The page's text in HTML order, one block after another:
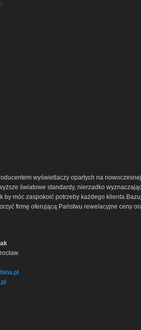
wyświetlaczy opartych na
światowe standardy, nierzadko
by móc zaspokoić potrzeby każdego
firmę oferującą Państwu rewelacyjne ceny